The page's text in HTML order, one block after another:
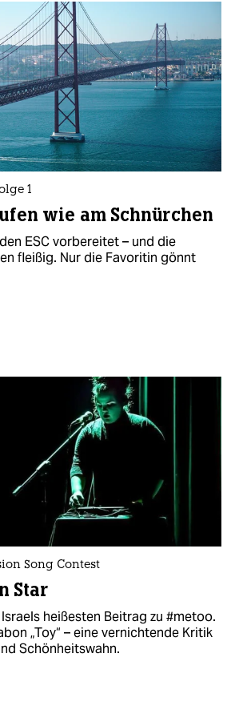
1
wie am Schnürchen
ESC vorbereitet – und die
fleißig. Nur die Favoritin gönnt
Song Contest
Star
heißesten Beitrag zu #metoo.
„Toy“ – eine vernichtende Kritik
Schönheitswahn.